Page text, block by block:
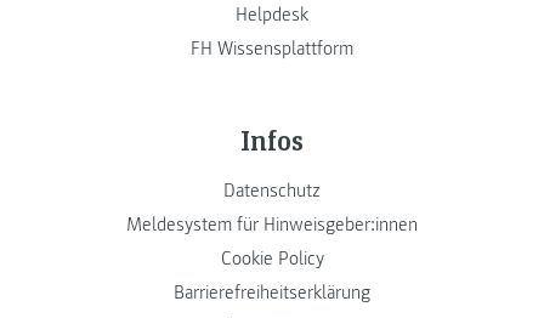
Helpdesk
FH Wissensplattform
Infos
Datenschutz
Meldesystem für Hinweisgeber:innen
Cookie Policy
Barrierefreiheitserklärung